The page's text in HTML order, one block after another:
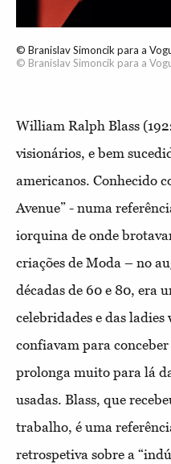
© Branislav Simoncik para a
© Branislav Simoncik para a
William Ralph Blass
visionários, e bem
americanos. Conhecido
Avenue” - numa
iorquina de onde
criações de Moda – no
décadas de 60 e 80, era
celebridades e das
confiavam para
prolonga muito para lá
usadas. Blass, que
trabalho, é uma
retrospetiva sobre a